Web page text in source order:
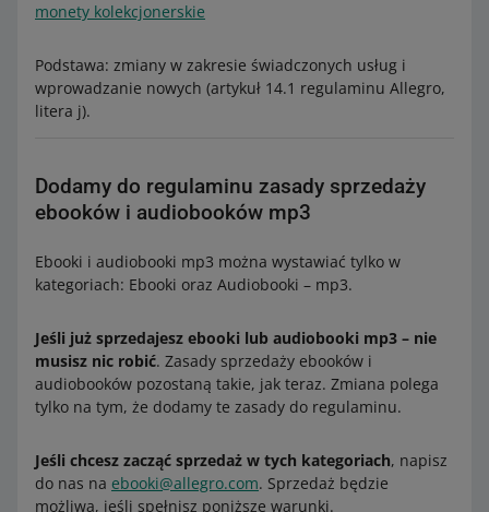
monety kolekcjonerskie
Podstawa: zmiany w zakresie świadczonych usług i
wprowadzanie nowych (artykuł 14.1 regulaminu Allegro,
litera j).
Dodamy do regulaminu zasady sprzedaży
ebooków i audiobooków mp3
Ebooki i audiobooki mp3 można wystawiać tylko w
kategoriach: Ebooki oraz Audiobooki – mp3.
Jeśli już sprzedajesz ebooki lub audiobooki mp3 – nie
musisz nic robić. Zasady sprzedaży ebooków i
audiobooków pozostaną takie, jak teraz. Zmiana polega
tylko na tym, że dodamy te zasady do regulaminu.
Jeśli chcesz zacząć sprzedaż w tych kategoriach, napisz
do nas na ebooki@allegro.com. Sprzedaż będzie
możliwa, jeśli spełnisz poniższe warunki.